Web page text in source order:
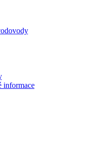
informace